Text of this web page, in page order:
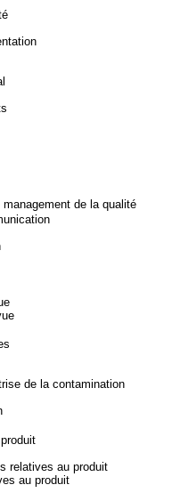
de la qualité
de la contamination
relatives au produit
au produit